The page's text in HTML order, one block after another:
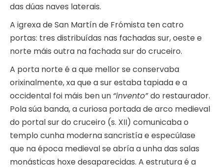
das dúas naves laterais.
A igrexa de San Martín de Frómista ten catro
portas: tres distribuídas nas fachadas sur, oeste e
norte máis outra na fachada sur do cruceiro.
A porta norte é a que mellor se conservaba
orixinalmente, xa que a sur estaba tapiada e a
occidental foi máis ben un “invento”do restaurador.
Pola súa banda, a curiosa portada de arco medieval
do portal sur do cruceiro (s. XII) comunicaba o
templo cunha moderna sancristía e especúlase
que na época medieval se abría a unha das salas
monásticas hoxe desaparecidas. A estrutura é a